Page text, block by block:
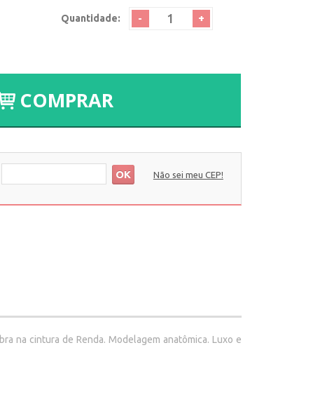
Quantidade: +
-
COMPRAR
OK Não sei meu CEP!
na cintura de Renda. Modelagem anatômica. Luxo e